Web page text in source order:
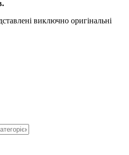
виключно оригінальні